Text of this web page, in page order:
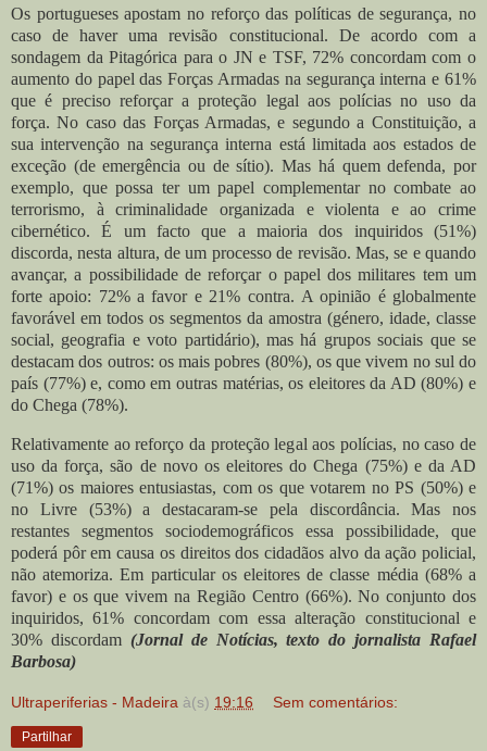
Os portugueses apostam no reforço das políticas de segurança, no
caso de haver uma revisão constitucional. De acordo com a
sondagem da Pitagórica para o JN e TSF, 72% concordam com o
aumento do papel das Forças Armadas na segurança interna e 61%
que é preciso reforçar a proteção legal aos polícias no uso da
força.No caso das Forças Armadas, e segundo a Constituição, a
sua intervenção na segurança interna está limitada aos estados de
exceção (de emergência ou de sítio). Mas há quem defenda, por
exemplo, que possa ter um papel complementar no combate ao
terrorismo, à criminalidade organizada e violenta e ao crime
cibernético. É um facto que a maioria dos inquiridos (51%)
discorda, nesta altura, de um processo de revisão. Mas, se e quando
avançar, a possibilidade de reforçar o papel dos militares tem um
forte apoio: 72% a favor e 21% contra. A opinião é globalmente
favorável em todos os segmentos da amostra (género, idade, classe
social, geografia e voto partidário), mas há grupos sociais que se
destacam dos outros: os mais pobres (80%), os que vivem no sul do
país (77%) e, como em outras matérias, os eleitores da AD (80%) e
do Chega (78%).
Relativamente ao reforço da proteção legal aos polícias, no caso de
uso da força, são de novo os eleitores do Chega (75%) e da AD
(71%) os maiores entusiastas, com os que votarem no PS (50%) e
no Livre (53%) a destacaram-se pela discordância. Mas nos
restantes segmentos sociodemográficos essa possibilidade, que
poderá pôr em causa os direitos dos cidadãos alvo da ação policial,
não atemoriza. Em particular os eleitores de classe média (68% a
favor) e os que vivem na Região Centro (66%). No conjunto dos
inquiridos, 61% concordam com essa alteração constitucional e
30% discordam (Jornal de Notícias, texto do jornalista Rafael
Barbosa)
Ultraperiferias - Madeira à(s) 19:16 Sem comentários:
Partilhar